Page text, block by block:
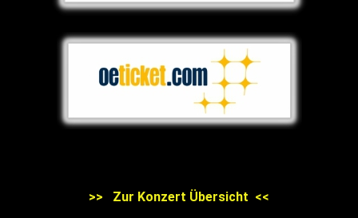
>> Zur Konzert Übersicht <<